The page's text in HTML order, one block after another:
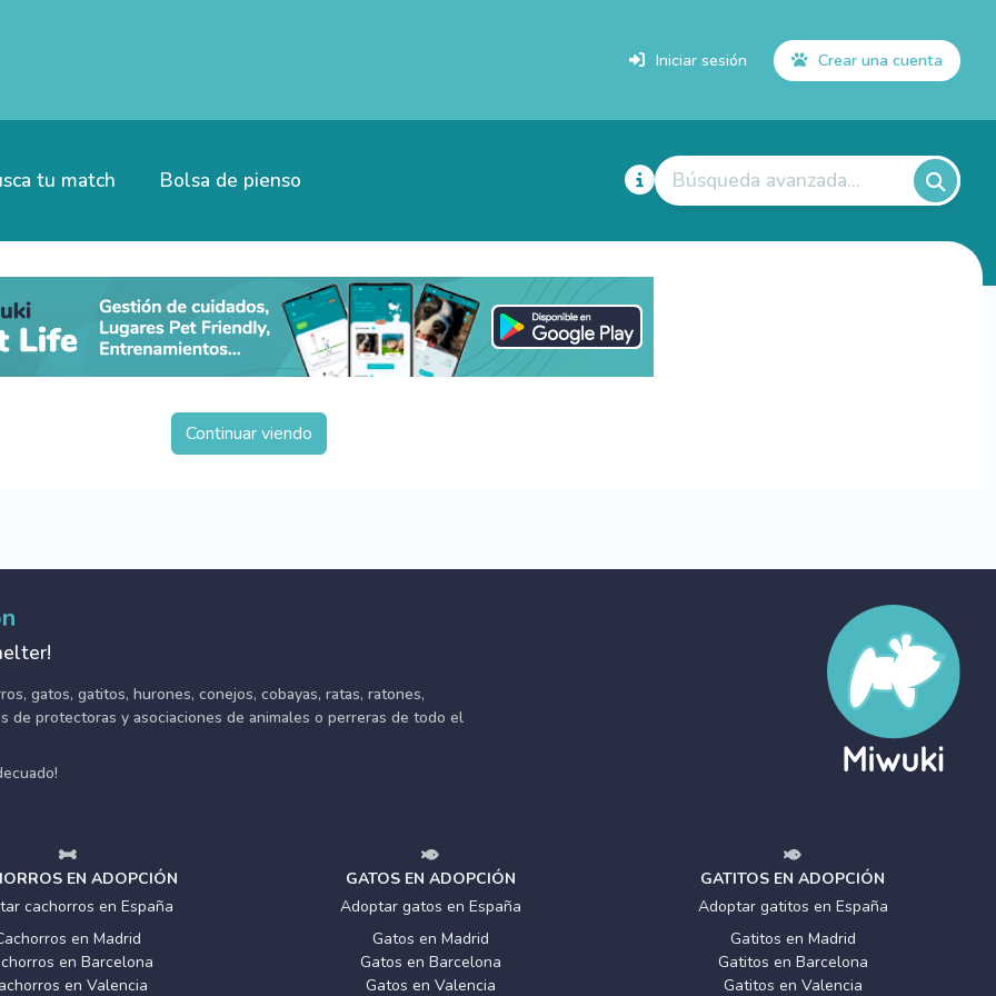
Iniciar sesión Crear una cuenta
tu match Bolsa de pienso Búsqueda avanzada...
Continuar viendo
gatos, gatitos, hurones, conejos, cobayas, ratas, ratones,
de protectoras y asociaciones de animales o perreras de todo el
EN ADOPCIÓN
cachorros en España
en Madrid
en Barcelona
en Valencia
GATOS EN ADOPCIÓN
Adoptar gatos en España
Gatos en Madrid
Gatos en Barcelona
Gatos en Valencia
GATITOS EN ADOPCIÓN
Adoptar gatitos en España
Gatitos en Madrid
Gatitos en Barcelona
Gatitos en Valencia